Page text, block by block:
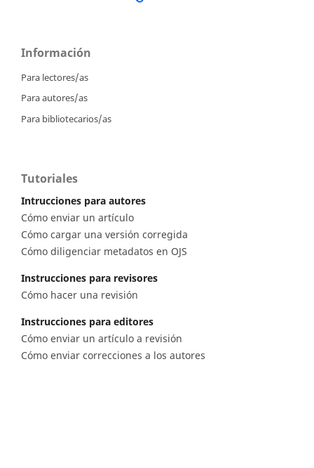
Información
Para lectores/as
Para autores/as
Para bibliotecarios/as
Tutoriales
Intrucciones para autores
Cómo enviar un artículo
Cómo cargar una versión corregida
Cómo diligenciar metadatos en OJS
Instrucciones para revisores
Cómo hacer una revisión
Instrucciones para editores
Cómo enviar un artículo a revisión
Cómo enviar correcciones a los autores